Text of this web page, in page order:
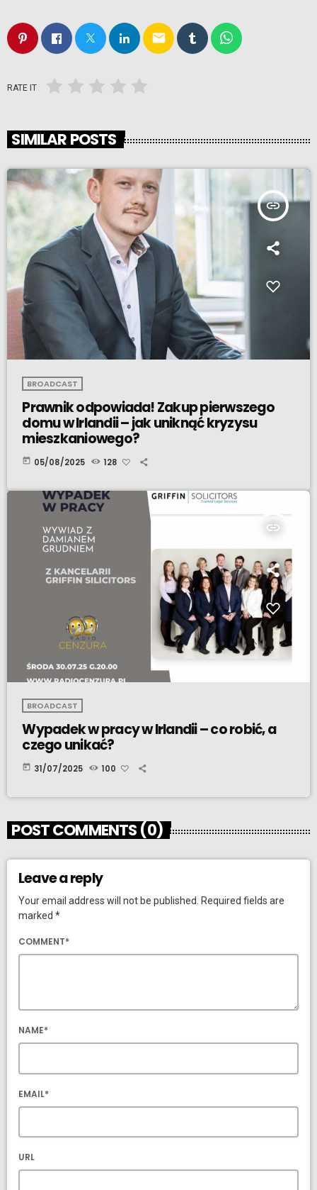
email
RATE IT
SIMILAR POSTS
insert_link
BROADCAST
Prawnik odpowiada! Zakup pierwszego
domu w Irlandii – jak uniknąć kryzysu
mieszkaniowego?
today 05/08/2025 128
insert_link
BROADCAST
Wypadek w pracy w Irlandii – co robić, a
czego unikać?
today 31/07/2025 100
POST COMMENTS (0)
Leave a reply
Your email address will not be published. Required fields are
marked *
COMMENT*
NAME*
EMAIL*
URL